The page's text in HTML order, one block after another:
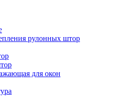
рулонных штор
для окон